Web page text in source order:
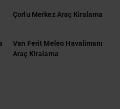
Çorlu Merkez Araç Kiralama
Van Ferit Melen Havalimanı
Araç Kiralama